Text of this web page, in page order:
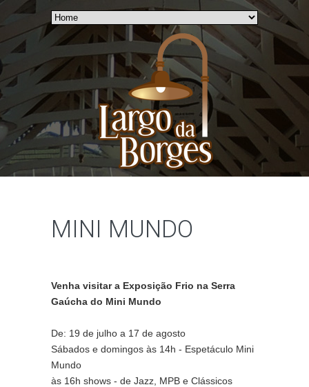
MINI MUNDO
Venha visitar a Exposição Frio na Serra
Gaúcha do Mini Mundo
De: 19 de julho a 17 de agosto
Sábados e domingos às 14h - Espetáculo Mini
Mundo
às 16h shows - de Jazz, MPB e Clássicos